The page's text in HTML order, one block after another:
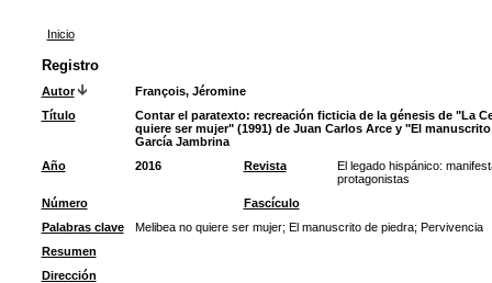
Inicio
Registro
Autor
François, Jéromine
Título
Contar el paratexto: recreación ficticia de la génesis de "La
quiere ser mujer" (1991) de Juan Carlos Arce y "El
García Jambrina
Año
2016 Revista
El legado hispánico:
protagonistas
Número
Fascículo
Palabras clave
Melibea no quiere ser mujer; El manuscrito de piedra; Pervivencia
Resumen
Dirección